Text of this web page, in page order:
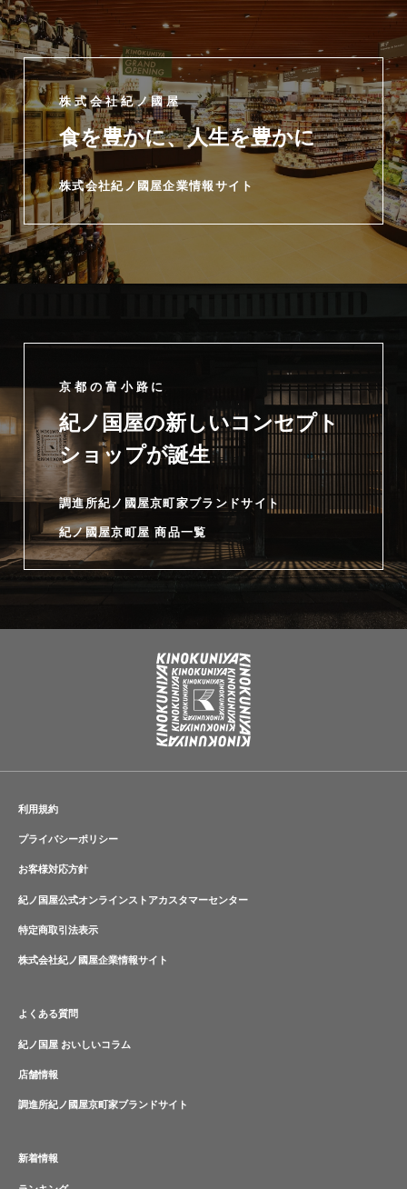
株式会社紀ノ國屋
食を豊かに、人生を豊かに
株式会社紀ノ國屋企業情報サイト
京都の富小路に
紀ノ国屋の新しいコンセプト
ショップが誕生
調進所紀ノ國屋京町家ブランドサイト
紀ノ國屋京町屋 商品一覧
利用規約
プライバシーポリシー
お客様対応方針
紀ノ国屋公式オンラインストアカスタマーセンター
特定商取引法表示
株式会社紀ノ國屋企業情報サイト
よくある質問
紀ノ国屋 おいしいコラム
店舗情報
調進所紀ノ國屋京町家ブランドサイト
新着情報